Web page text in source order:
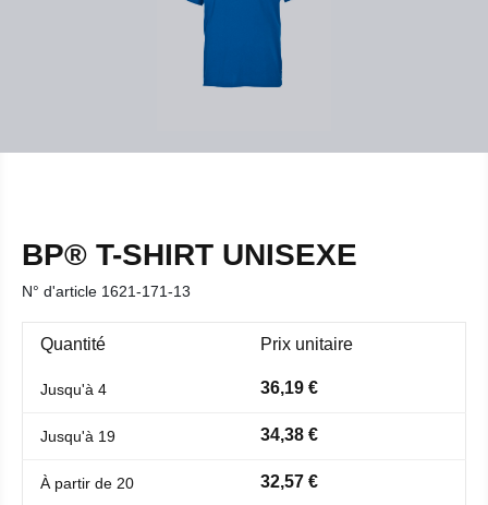
BP® T-SHIRT UNISEXE
N° d'article 1621-171-13
Quantité Prix unitaire
Jusqu'à 4 36,19 €
Jusqu'à 19 34,38 €
À partir de 20 32,57 €